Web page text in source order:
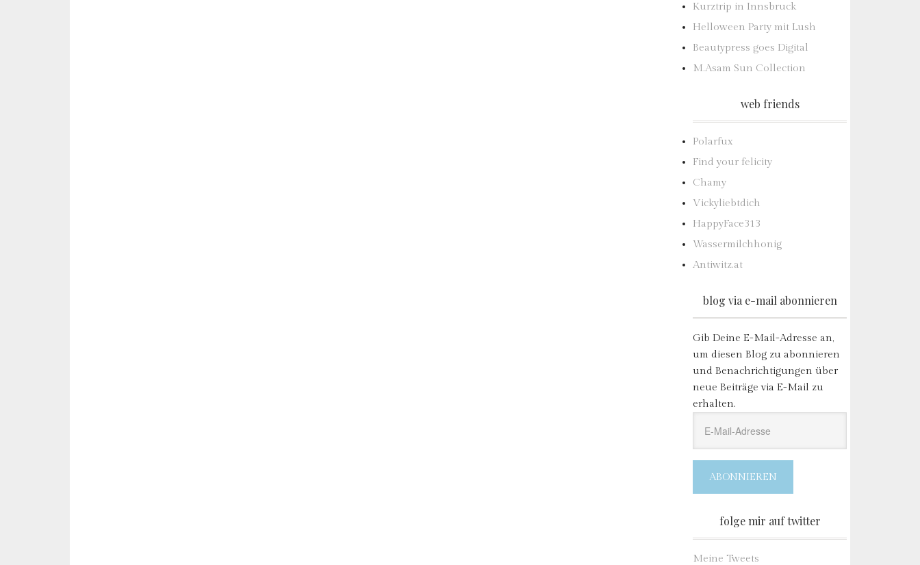
Kurztrip in Innsbruck
Helloween Party mit Lush
Beautypress goes Digital
M.Asam Sun Collection
web friends
Polarfux
Find your felicity
Chamy
Vickyliebtdich
HappyFace313
Wassermilchhonig
Antiwitz.at
blog via e-mail abonnieren
Gib Deine E-Mail-Adresse an,
um diesen Blog zu abonnieren
und Benachrichtigungen über
neue Beiträge via E-Mail zu
erhalten.
Mail-
Adresse
ABONNIEREN
folge mir auf twitter
Meine Tweets